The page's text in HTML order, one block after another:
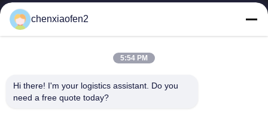
Быстрые
Свяжитесь с нами
chenxiaofen2
5:54 PM
Hi there! I'm your logistics assistant. Do you
need a free quote today?